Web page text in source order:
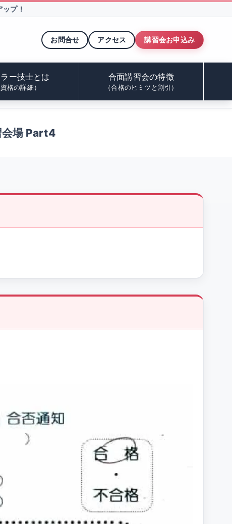
プ！
お問合せ アクセス 講習会お申込み
ー技士とは
資格の詳細）
合面講習会の特徴
（合格のヒミツと割引）
会場 Part4